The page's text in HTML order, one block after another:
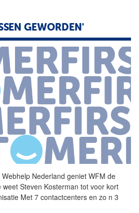
GEWORDEN'
Webhelp Nederland geniet WFM de
Steven Kosterman tot voor kort
Met 7 contactcenters en zo n 3